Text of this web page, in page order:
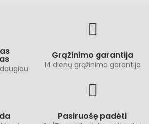
Grąžinimo garantija
14 dienų grąžinimo garantija
Pasiruošę padėti